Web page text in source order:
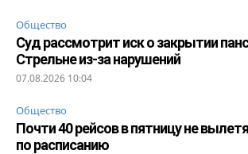
Общество
Суд рассмотрит иск о закрытии
Стрельне из-за нарушений
07.08.2026 10:04
Общество
Почти 40 рейсов в пятницу не
по расписанию